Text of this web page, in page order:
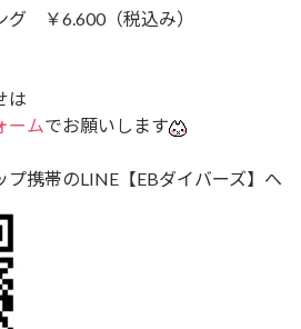
グ ￥6.600（税込み）
は
ームでお願いします
携帯のLINE【EBダイバーズ】へ